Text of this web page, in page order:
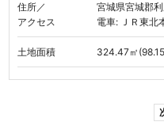
住所／
アクセス
宮城県宮城郡
電車: ＪＲ東北
土地面積 324.47㎡